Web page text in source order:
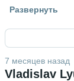
Гражданство
социальных
Развернуть
Vladislav
7 месяцев назад